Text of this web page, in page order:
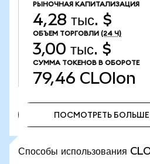
РЫНОЧНАЯ КАПИТАЛИЗАЦИЯ
4,28 тыс. $
ОБЪЕМ ТОРГОВЛИ (24 Ч)
3,00 тыс. $
СУММА ТОКЕНОВ В ОБОРОТЕ
79,46 CLOIon
ПОСМОТРЕТЬ
Способы использования